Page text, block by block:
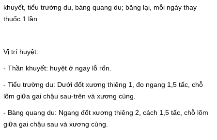
khuyết, tiểu trường du, bàng quang du; băng lại, mỗi ngày thay
thuốc 1 lần.
Vị trí huyệt:
- Thần khuyết: huyệt ở ngay lỗ rốn.
- Tiểu trường du: Dưới đốt xương thiêng 1, đo ngang 1,5 tấc, chỗ
lõm giữa gai chậu sau-trên và xương cùng.
- Bàng quang du: Ngang đốt xương thiêng 2, cách 1,5 tấc, chỗ lõm
giữa gai chậu sau và xương cùng.
COPYRIGHT 2015. ALL RIGHTS RESERVED